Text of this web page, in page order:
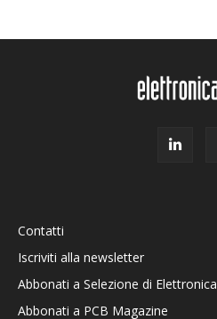
Contatti
Iscriviti alla newsletter
Abbonati a Selezione di Elettronica
Abbonati a PCB Magazine